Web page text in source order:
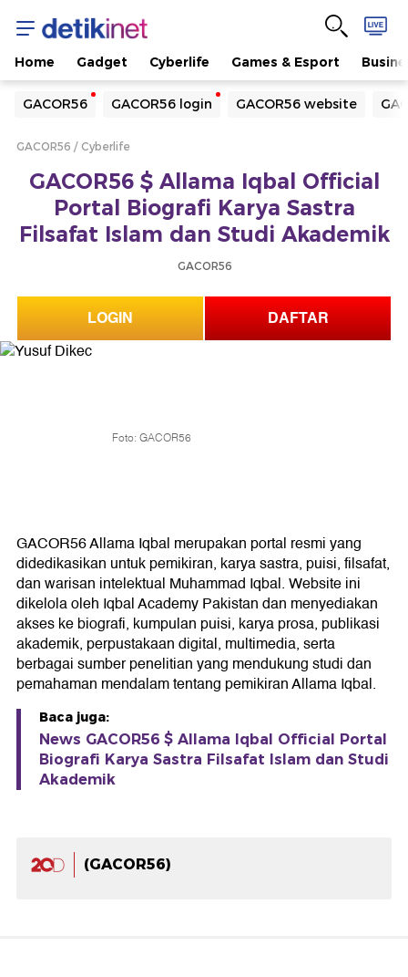
Home Gadget Cyberlife Games & Esport
GACOR56 GACOR56 login GACOR56 website
Yang sedang ramai dicari
Loading...
Loading...
GACOR56 Cyberlife
GACOR56 $ Allama Iqbal Official
Portal Biografi Karya Sastra
Filsafat Islam dan Studi Akademik
GACOR56
LOGIN DAFTAR
Foto: GACOR56
GACOR56 Allama Iqbal merupakan portal resmi yang
didedikasikan untuk pemikiran, karya sastra, puisi, filsafat,
dan warisan intelektual Muhammad Iqbal. Website ini
dikelola oleh Iqbal Academy Pakistan dan menyediakan
akses ke biografi, kumpulan puisi, karya prosa, publikasi
akademik, perpustakaan digital, multimedia, serta
berbagai sumber penelitian yang mendukung studi dan
pemahaman mendalam tentang pemikiran Allama Iqbal.
Baca juga:
News GACOR56 $ Allama Iqbal Official Portal
Biografi Karya Sastra Filsafat Islam dan Studi
Akademik
(GACOR56)